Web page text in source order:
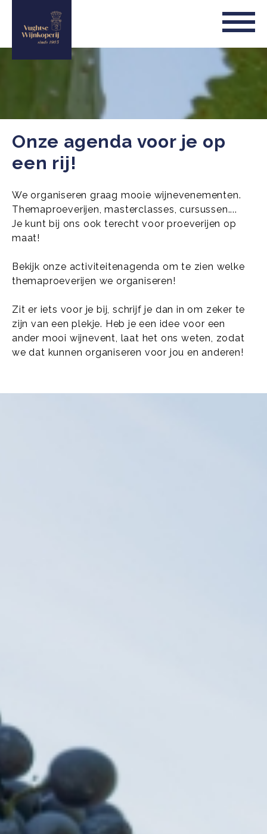
Onze agenda voor je op
een rij!
We organiseren graag mooie wijnevenementen.
Themaproeverijen, masterclasses, cursussen....
Je kunt bij ons ook terecht voor proeverijen op
maat!
Bekijk onze activiteitenagenda om te zien welke
themaproeverijen we organiseren!
Zit er iets voor je bij, schrijf je dan in om zeker te
zijn van een plekje. Heb je een idee voor een
ander mooi wijnevent, laat het ons weten, zodat
we dat kunnen organiseren voor jou en anderen!